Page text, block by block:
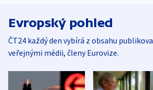
Evropský pohled
ČT24 každý den vybírá z obsahu
veřejnými médii, členy Eurovize.